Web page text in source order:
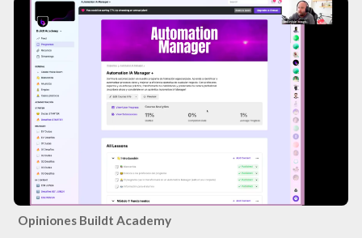
Opiniones Buildt Academy